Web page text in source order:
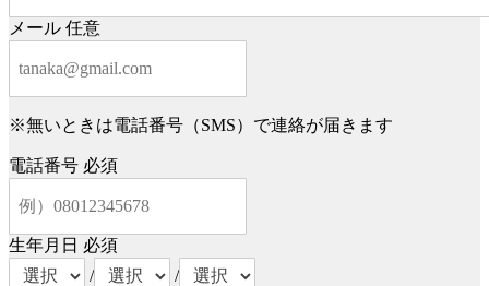
メール 任意
※無いときは電話番号（SMS）で連絡が届きます
電話番号 必須
生年月日 必須
/
/